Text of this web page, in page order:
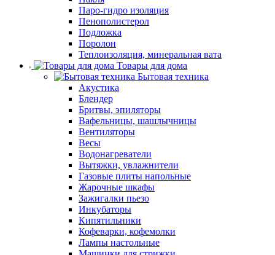
Паро-гидро изоляция
Пенополистерол
Подложка
Поролон
Теплоизоляция, минеральная вата
Товары для дома
Бытовая техника
Акустика
Блендер
Бритвы, эпиляторы
Вафельницы, шашлычницы
Вентиляторы
Весы
Водонагреватели
Вытяжки, увлажнители
Газовые плиты напольные
Жарочные шкафы
Зажигалки пьезо
Инкубаторы
Кипятильники
Кофеварки, кофемолки
Лампы настольные